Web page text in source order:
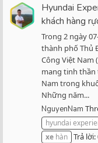
Hyundai
khách hàng
Trong 2 ngày
thành phố Thủ
Công Việt Nam
mang tinh thần
Nam trong
Những năm...
NguyenNam
hyundai
xe hàn Trả lời: